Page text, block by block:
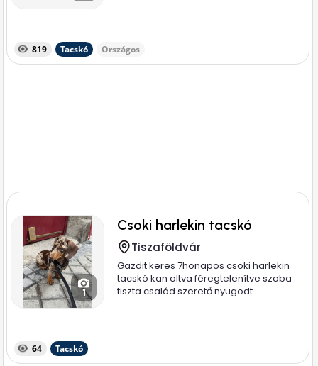
819 Tacskó Országos
1
Csoki harlekin tacskó
Tiszaföldvár
Gazdit keres 7honapos csoki harlekin
tacskó kan oltva féregtelenítve szoba
tiszta család szerető nyugodt...
64 Tacskó